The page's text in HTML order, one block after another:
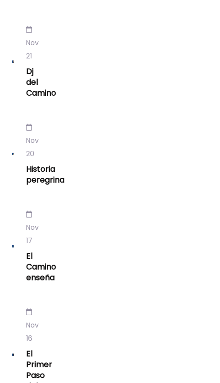
Nov
21
Dj
del
Camino
Nov
20
Historia
peregrina
Nov
17
El
Camino
enseña
Nov
16
El
Primer
Paso